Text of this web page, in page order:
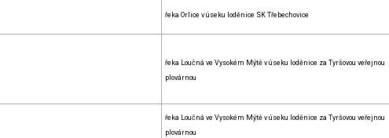
řeka Orlice v úseku loděnice SK Třebechovice
řeka Loučná ve Vysokém Mýtě v úseku loděnice za Tyršovou veřejnou
plovárnou
řeka Loučná ve Vysokém Mýtě v úseku loděnice za Tyršovou veřejnou
plovárnou